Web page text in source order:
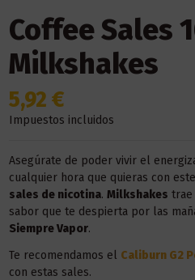
Coffee Sales
Milkshakes
5,92 €
Impuestos incluidos
Asegúrate de poder vivir el
cualquier hora que quieras con
sales de nicotina. Milkshakes trae
sabor que te despierta por las
Siempre Vapor.
Te recomendamos el Caliburn G2
con estas sales.